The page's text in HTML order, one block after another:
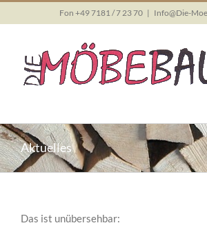
to
Fon +49 7181 / 7 23 70 | Info@Die-
Aktuelles
Das ist unübersehbar: